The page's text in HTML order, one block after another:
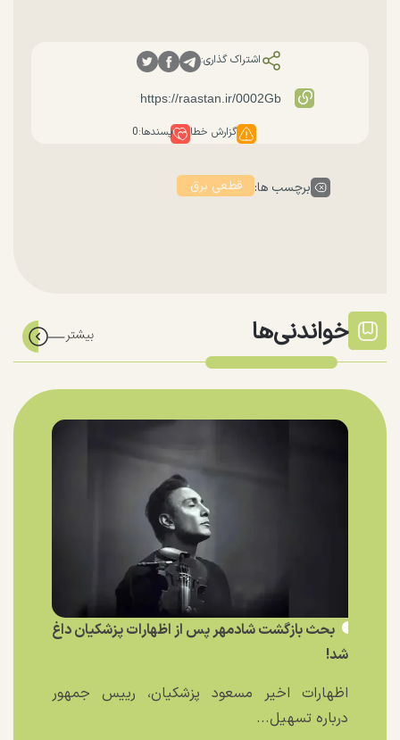
اشتراک گذاری:
گزارش خطا پسندها:0
برچسب ها: قطعی برق
خواندنی‌ها
بحث بازگشت شادمهر پس از اظهارات پزشکیان داغ
شد!
اظهارات اخیر مسعود پزشکیان، رییس جمهور
درباره تسهیل...